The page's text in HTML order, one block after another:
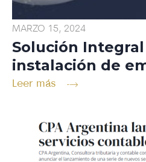
MARZO 15, 2024
Solución Integral
instalación de
Leer más